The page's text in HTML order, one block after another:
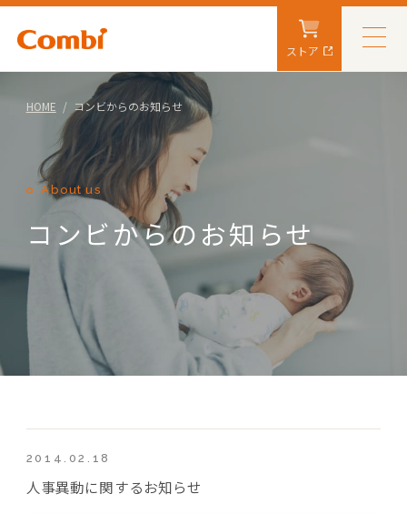
ストア
HOME コンビからのお知らせ
About us
コンビからのお知らせ
2014.02.18
人事異動に関するお知らせ